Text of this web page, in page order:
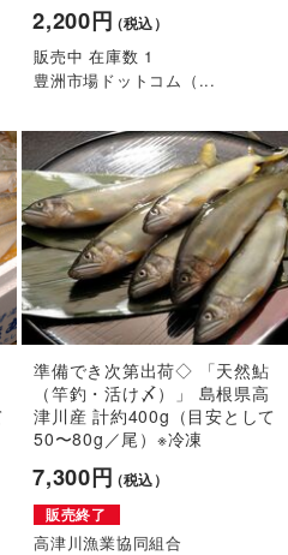
2,200円（税込）
販売中 在庫数 1
豊洲市場ドットコム（...
準備でき次第出荷◇ 「天然鮎
（竿釣・活け〆）」 島根県高
津川産 計約400g（目安として
50〜80g／尾）※冷凍
7,300円（税込）
販売終了
高津川漁業協同組合